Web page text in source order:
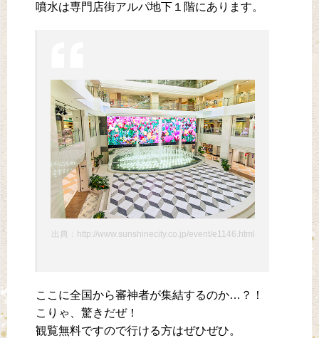
噴水は専門店街アルパ地下１階にあります。
出典：http://www.sunshinecity.co.jp/event/e1146.html
ここに全国から審神者が集結するのか…？！
こりゃ、驚きだぜ！
観覧無料ですので行ける方はぜひぜひ。